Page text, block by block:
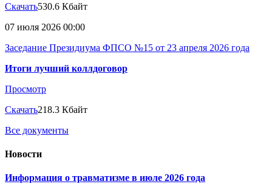
Скачать530.6 Кбайт
07 июля 2026 00:00
Заседание Президиума ФПСО №15 от 23 апреля 2026 года
Итоги лучший коллдоговор
Просмотр
Скачать218.3 Кбайт
Все документы
Новости
Информация о травматизме в июле 2026 года